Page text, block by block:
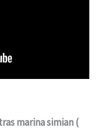
marina simian (